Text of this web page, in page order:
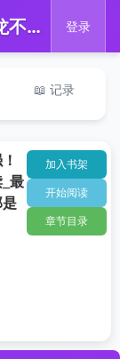
📖 强龙不压地头蛇？那是龙不够强！方媛陈耀文无弹窗全文免费阅读_最新推荐小说强龙不压地头蛇？那是龙不够强！(方媛陈耀文) 登录
📖 记录
最
是
加入书架
开始阅读
章节目录